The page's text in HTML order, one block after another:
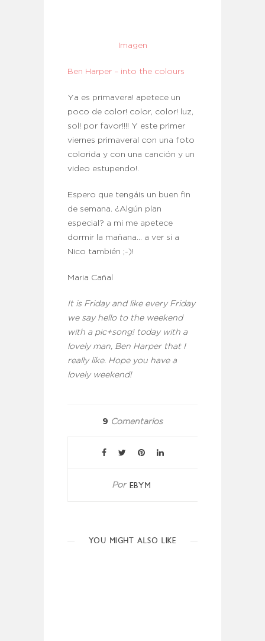
Imagen
Ben Harper – into the colours
Ya es primavera! apetece un
poco de color! color, color! luz,
sol! por favor!!!! Y este primer
viernes primaveral con una foto
colorida y con una canción y un
video estupendo!.
Espero que tengáis un buen fin
de semana. ¿Algún plan
especial? a mi me apetece
dormir la mañana… a ver si a
Nico también ;-)!
Maria Cañal
It is Friday and like every Friday
we say hello to the weekend
with a pic+song! today with a
lovely man, Ben Harper that I
really like. Hope you have a
lovely weekend!
9 Comentarios
Por EBYM
YOU MIGHT ALSO LIKE